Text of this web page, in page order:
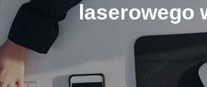
laserowego